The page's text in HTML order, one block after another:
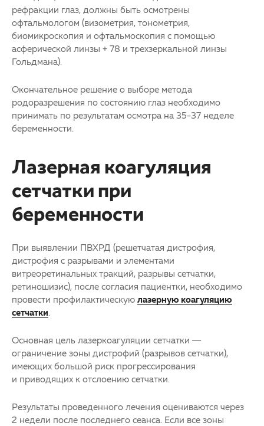
рефракции глаз, должны быть осмотрены
офтальмологом (визометрия, тонометрия,
биомикроскопия и офтальмоскопия с помощью
асферической линзы + 78 и трехзеркальной линзы
Гольдмана).
Окончательное решение о выборе метода
родоразрешения по состоянию глаз необходимо
принимать по результатам осмотра на 35-37 неделе
беременности.
Лазерная коагуляция
сетчатки при
беременности
При выявлении ПВХРД (решетчатая дистрофия,
дистрофия с разрывами и элементами
витреоретинальных тракций, разрывы сетчатки,
ретиношизис), после согласия пациентки, необходимо
провести профилактическую лазерную коагуляцию
сетчатки
Основная цель лазеркоагуляции сетчатки —
ограничение зоны дистрофий (разрывов сетчатки),
имеющих большой риск прогрессирования
и приводящих к отслоению сетчатки.
Результаты проведенного лечения оцениваются через
2 недели после последнего сеанса. Если все зоны